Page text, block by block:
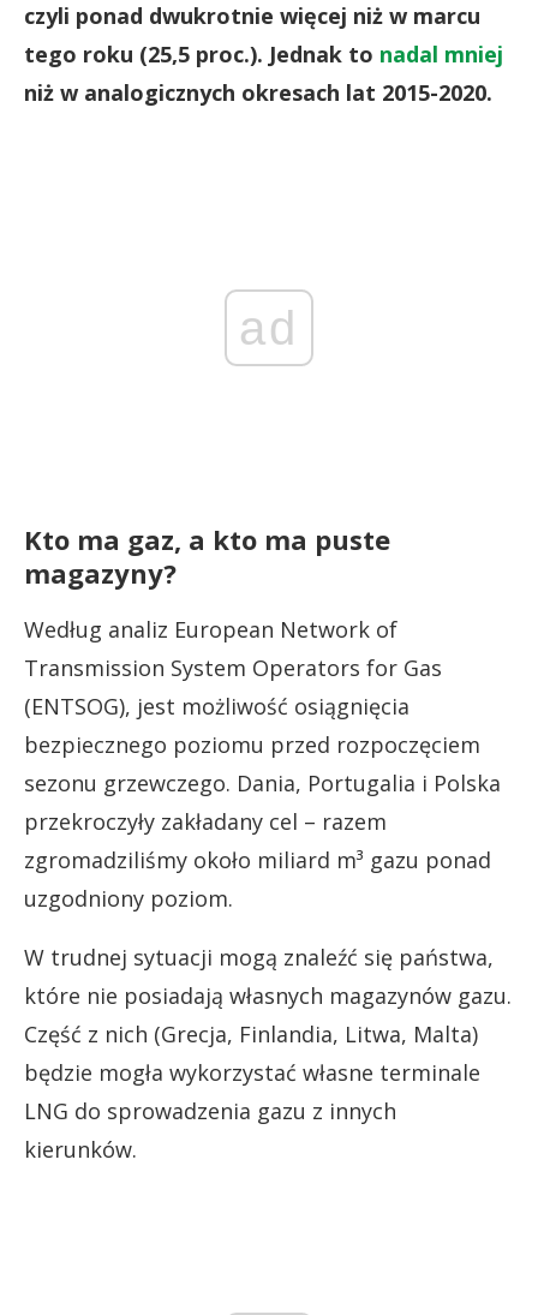
czyli ponad dwukrotnie więcej niż w marcu
tego roku (25,5 proc.). Jednak to nadal mniej
niż w analogicznych okresach lat 2015-2020.
ad
Kto ma gaz, a kto ma puste
magazyny?
Według analiz European Network of
Transmission System Operators for Gas
(ENTSOG), jest możliwość osiągnięcia
bezpiecznego poziomu przed rozpoczęciem
sezonu grzewczego. Dania, Portugalia i Polska
przekroczyły zakładany cel – razem
zgromadziliśmy około miliard m³ gazu ponad
uzgodniony poziom.
W trudnej sytuacji mogą znaleźć się państwa,
które nie posiadają własnych magazynów gazu.
Część z nich (Grecja, Finlandia, Litwa, Malta)
będzie mogła wykorzystać własne terminale
LNG do sprowadzenia gazu z innych
kierunków.